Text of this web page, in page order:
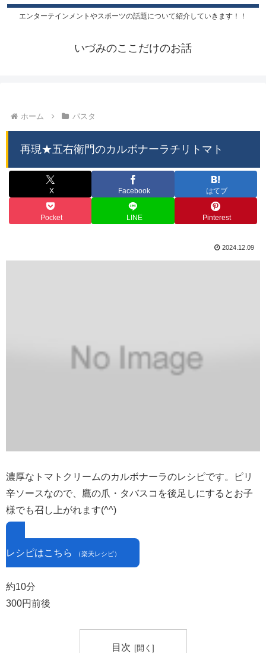
エンターテインメントやスポーツの話題について紹介していきます！！
いづみのここだけのお話
ホーム パスタ
再現★五右衛門のカルボナーラチリトマト
X Facebook はてブ
Pocket LINE Pinterest
2024.12.09
濃厚なトマトクリームのカルボナーラのレシピです。ピリ
辛ソースなので、鷹の爪・タバスコを後足しにするとお子
様でも召し上がれます(^^)
レシピはこちら （楽天レシピ）
約10分
300円前後
目次